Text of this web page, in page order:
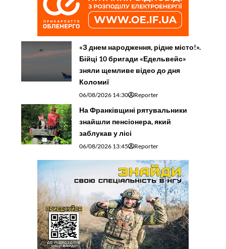
«З днем народження, рідне місто!».
Бійці 10 бригади «Едельвейс»
зняли щемливе відео до дня
Коломиї
06/08/2026 14:30 Reporter
На Франківщині рятувальники
знайшли пенсіонера, який
заблукав у лісі
06/08/2026 13:45 Reporter